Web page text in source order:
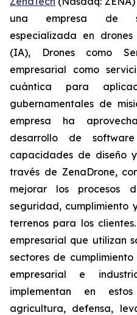
una empresa de
especializada en
(IA), Drones como
empresarial como
cuántica para
gubernamentales de
empresa ha
desarrollo de
capacidades de diseño
través de ZenaDrone,
mejorar los procesos
seguridad, cumplimiento
terrenos para los
empresarial que utilizan
sectores de
empresarial e
implementan en
agricultura, defensa,